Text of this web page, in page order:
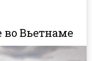
во Вьетнаме